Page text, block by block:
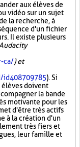
aux élèves de
vidéo sur un sujet
la recherche, à
d'un fichier
Il existe plusieurs
Audacity
ca/) et
id408709785). Si
doivent
la bande
motivante pour les
d'être très actifs
à la création d'un
très fiers et
leur famille et